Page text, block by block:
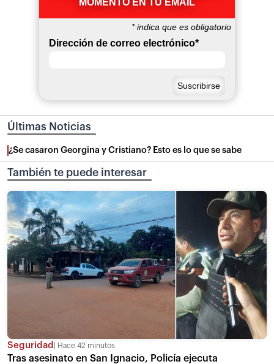
MOMENTO EN TU EMAIL
*indica que es obligatorio
Dirección de correo electrónico*
Últimas Noticias
¿Se casaron Georgina y Cristiano? Esto es lo que se sabe
También te puede interesar
Seguridad Hace 42 minutos
Tras asesinato en San Ignacio, Policía ejecuta